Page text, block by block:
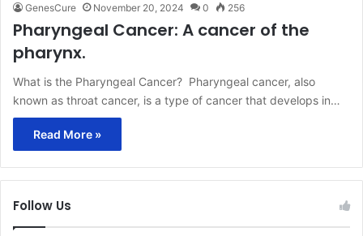
GenesCure November 20, 2024 0 256
Pharyngeal Cancer: A cancer of the
pharynx.
What is the Pharyngeal Cancer? Pharyngeal cancer, also
known as throat cancer, is a type of cancer that develops in…
Read More »
Follow Us